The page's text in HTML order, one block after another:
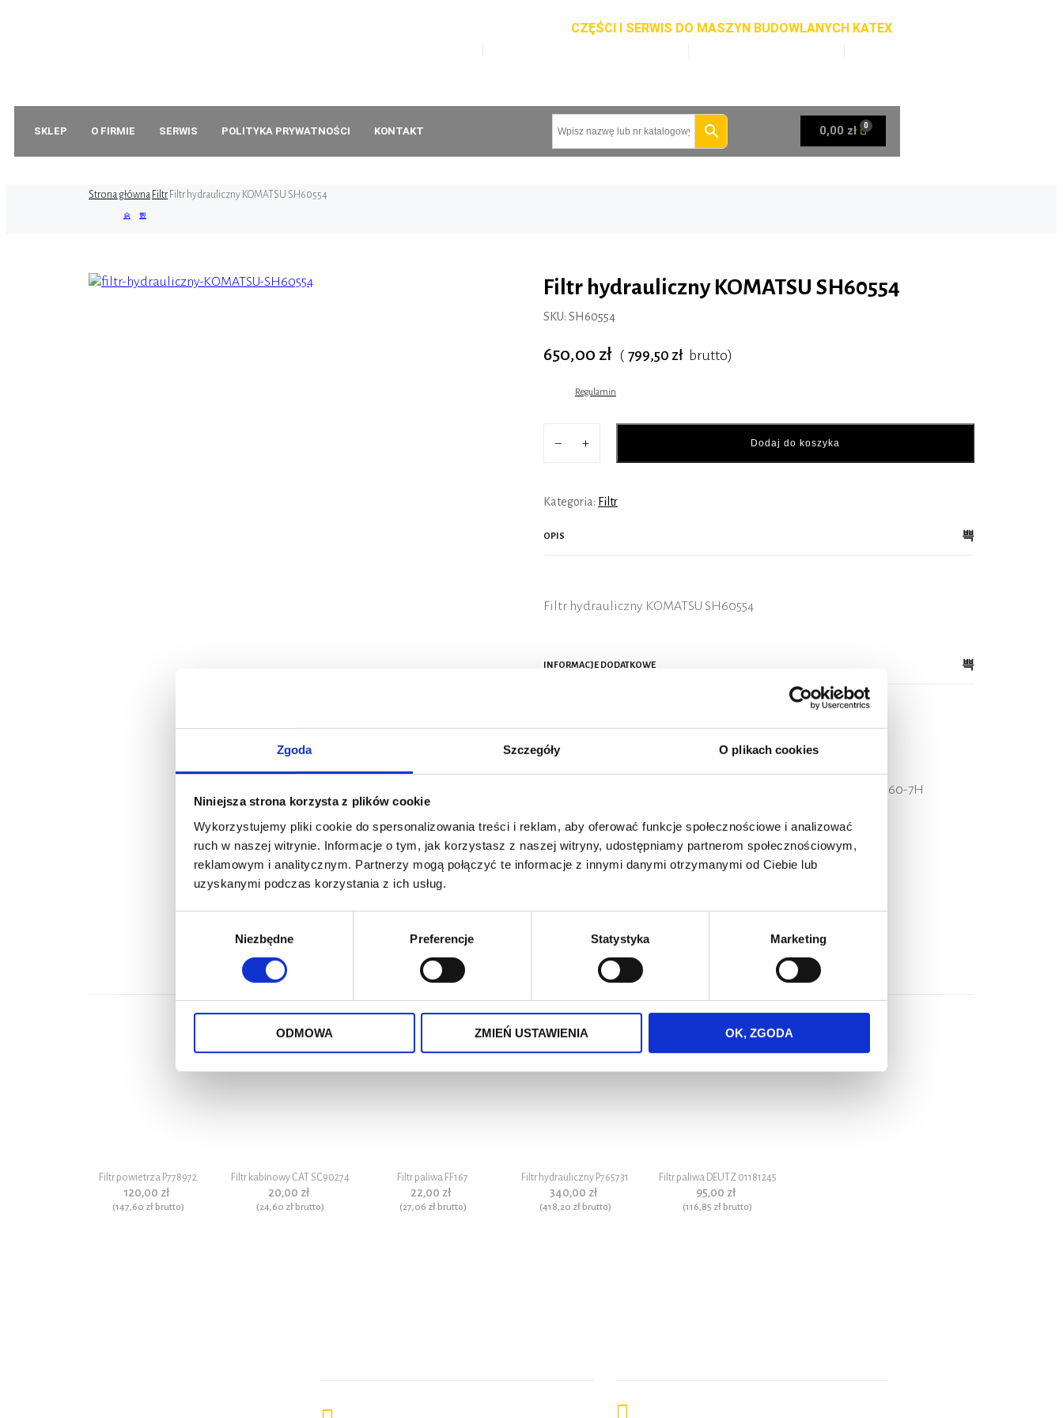
Zgoda Szczegóły O plikach cookies
Niniejsza strona korzysta z plików cookie
Wykorzystujemy pliki cookie do spersonalizowania treści i reklam, aby oferować funkcje społecznościowe i analizować
ruch w naszej witrynie. Informacje o tym, jak korzystasz z naszej witryny, udostępniamy partnerom społecznościowym,
reklamowym i analitycznym. Partnerzy mogą połączyć te informacje z innymi danymi otrzymanymi od Ciebie lub
uzyskanymi podczas korzystania z ich usług.
Niezbędne Preferencje Statystyka Marketing
ODMOWA ZMIEŃ USTAWIENIA OK, ZGODA
CZĘŚCI I SERWIS DO MASZYN BUDOWLANYCH KATEX
SKLEP O FIRMIE SERWIS POLITYKA PRYWATNOŚCI KONTAKT 0,00 zł
Strona główna Filtr Filtr hydrauliczny KOMATSU SH60554
Filtr hydrauliczny KOMATSU SH60554
SKU: SH60554
650,00 zł ( 799,50 zł brutto)
Regulamin
− + Dodaj do koszyka
Kategoria: Filtr
OPIS
Filtr hydrauliczny KOMATSU SH60554
INFORMACJE DODATKOWE
Waga 1 kg
Nr katalogowy SH60554
PW 140-7,PW 148-8, PW 160-7E0, PW 160-7H
Producent OEM
Filtr powietrza P778972
120,00 zł
(147,60 złbrutto)
Filtr kabinowy CAT SC90274
20,00 zł
(24,60 zł brutto)
Filtr paliwa FF167
22,00 zł
(27,06 złbrutto)
Filtr hydrauliczny P765731
340,00 zł
(418,20 złbrutto)
Filtr paliwa DEUTZ 01181245
95,00 zł
(116,85 zł brutto)